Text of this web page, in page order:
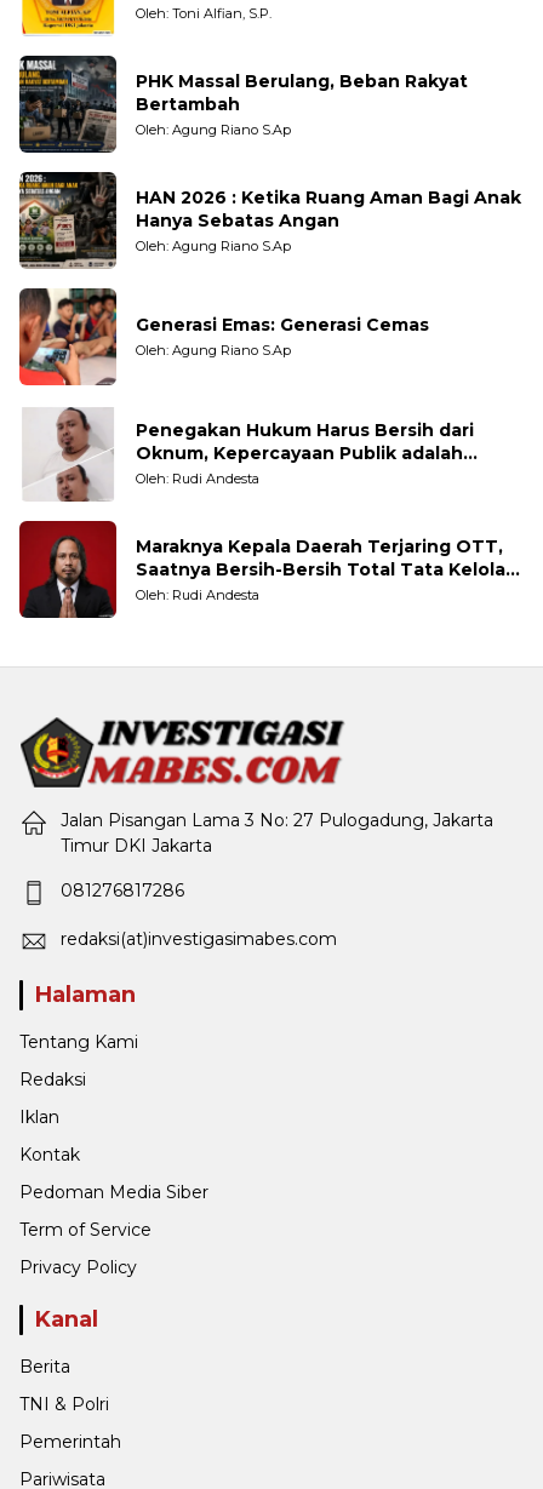
Oleh: Toni Alfian, S.P.
PHK Massal Berulang, Beban Rakyat
Bertambah
Oleh: Agung Riano S.Ap
HAN 2026 : Ketika Ruang Aman Bagi Anak
Hanya Sebatas Angan
Oleh: Agung Riano S.Ap
Generasi Emas: Generasi Cemas
Oleh: Agung Riano S.Ap
Penegakan Hukum Harus Bersih dari
Oknum, Kepercayaan Publik adalah
Taruhannya
Oleh: Rudi Andesta
Maraknya Kepala Daerah Terjaring OTT,
Saatnya Bersih-Bersih Total Tata Kelola
Pemerintahan
Oleh: Rudi Andesta
Jalan Pisangan Lama 3 No: 27 Pulogadung, Jakarta
Timur DKI Jakarta
081276817286
redaksi(at)investigasimabes.com
Halaman
Tentang Kami
Redaksi
Iklan
Kontak
Pedoman Media Siber
Term of Service
Privacy Policy
Kanal
Berita
TNI & Polri
Pemerintah
Pariwisata